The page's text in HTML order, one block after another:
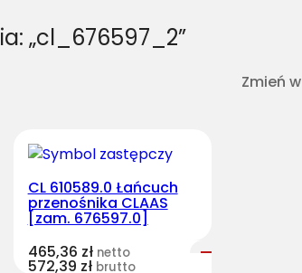
„cl_676597_2”
Zmień
CL 610589.0 Łańcuch
przenośnika CLAAS
[zam. 676597.0]
465,36 zł netto
572,39 zł brutto